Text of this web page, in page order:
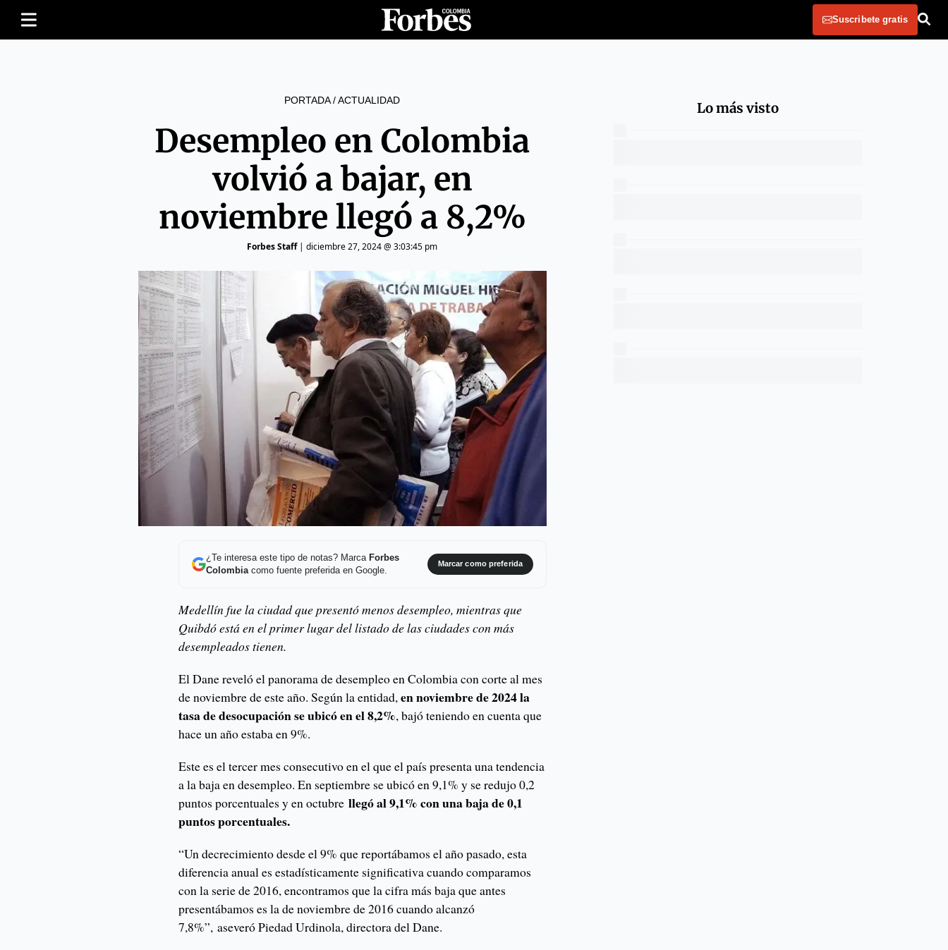
Suscribete gratis
PORTADA/ACTUALIDAD
Desempleo en Colombia
volvió a bajar, en
noviembre llegó a 8,2%
Forbes Staff| diciembre 27, 2024 @ 3:03:45 pm
¿Te interesa este tipo de notas? Marca Forbes
Colombiacomo fuente preferida en Google.
Marcar como preferida
Medellín fue la ciudad que presentó menos desempleo, mientras que
Quibdó está en el primer lugar del listado de las ciudades con más
desempleados tienen.
El Dane reveló el panorama de desempleo en Colombia con corte al mes
de noviembre de este año. Según la entidad,en noviembre de 2024 la
tasa de desocupación se ubicó en el 8,2%, bajó teniendo en cuenta que
hace un año estaba en 9%.
Este es el tercer mes consecutivo en el que el país presenta una tendencia
a la baja en desempleo. En septiembre se ubicó en 9,1% y se redujo 0,2
puntos porcentuales y en octubre llegó al 9,1% con una baja de 0,1
puntos porcentuales.
“Un decrecimiento desde el 9% que reportábamos el año pasado, esta
diferencia anual es estadísticamente significativa cuando comparamos
con la serie de 2016, encontramos que la cifra más baja que antes
presentábamos es la de noviembre de 2016 cuando alcanzó
7,8%”, aseveró Piedad Urdinola, directora del Dane.
Lo más visto